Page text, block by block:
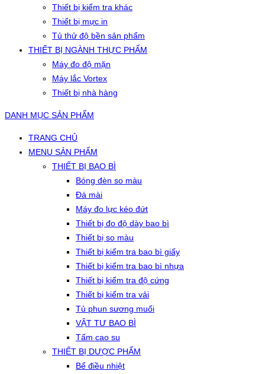
Thiết bị kiểm tra khác
Thiết bị mực in
Tủ thử độ bền sản phẩm
THIẾT BỊ NGÀNH THỰC PHẨM
Máy đo độ mặn
Máy lắc Vortex
Thiết bị nhà hàng
DANH MỤC SẢN PHẨM
TRANG CHỦ
MENU SẢN PHẨM
THIẾT BỊ BAO BÌ
Bóng đèn so màu
Đá mài
Máy đo lực kéo đứt
Thiết bị đo độ dày bao bì
Thiết bị so màu
Thiết bị kiểm tra bao bì giấy
Thiết bị kiểm tra bao bì nhựa
Thiết bị kiểm tra độ cứng
Thiết bị kiểm tra vải
Tủ phun sương muối
VẬT TƯ BAO BÌ
Tấm cao su
THIẾT BỊ DƯỢC PHẨM
Bể điều nhiệt